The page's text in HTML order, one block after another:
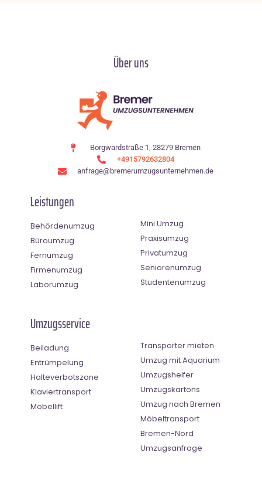
Über uns
Borgwardstraße 1, 28279 Bremen
+4915792632804
anfrage@bremerumzugsunternehmen.de
Leistungen
Behördenumzug
Büroumzug
Fernumzug
Firmenumzug
Laborumzug
Mini Umzug
Praxisumzug
Privatumzug
Seniorenumzug
Studentenumzug
Umzugsservice
Beiladung
Entrümpelung
Halteverbotszone
Klaviertransport
Möbellift
Transporter mieten
Umzug mit Aquarium
Umzugshelfer
Umzugskartons
Umzug nach Bremen
Möbeltransport
Bremen-Nord
Umzugsanfrage